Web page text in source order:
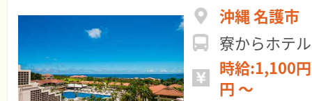
沖縄 名護市
寮からホテ
時給:1,100円 ～ 月給
円 ～